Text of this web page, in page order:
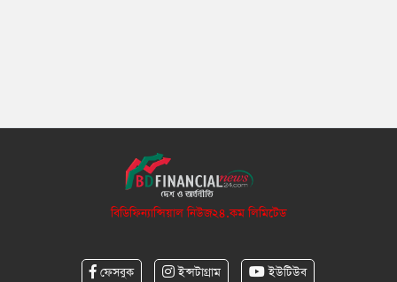
বিডিফিন্যান্সিয়াল নিউজ২৪.কম লিমিটেড
ফেসবুক ইন্সটাগ্রাম ইউটিউব